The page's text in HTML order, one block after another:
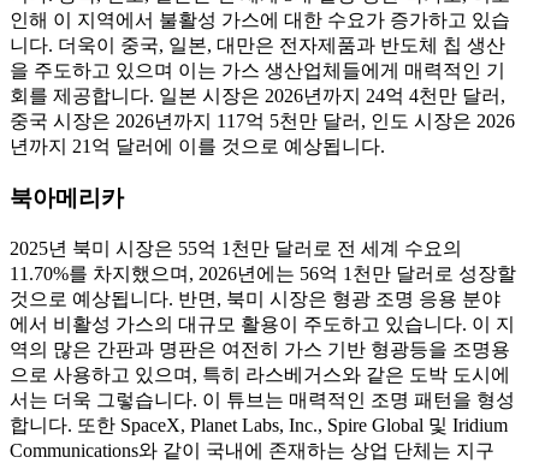
인해 이 지역에서 불활성 가스에 대한 수요가 증가하고 있습
니다. 더욱이 중국, 일본, 대만은 전자제품과 반도체 칩 생산
을 주도하고 있으며 이는 가스 생산업체들에게 매력적인 기
회를 제공합니다. 일본 시장은 2026년까지 24억 4천만 달러,
중국 시장은 2026년까지 117억 5천만 달러, 인도 시장은 2026
년까지 21억 달러에 이를 것으로 예상됩니다.
북아메리카
2025년 북미 시장은 55억 1천만 달러로 전 세계 수요의
11.70%를 차지했으며, 2026년에는 56억 1천만 달러로 성장할
것으로 예상됩니다. 반면, 북미 시장은 형광 조명 응용 분야
에서 비활성 가스의 대규모 활용이 주도하고 있습니다. 이 지
역의 많은 간판과 명판은 여전히 ​​가스 기반 형광등을 조명용
으로 사용하고 있으며, 특히 라스베거스와 같은 도박 도시에
서는 더욱 그렇습니다. 이 튜브는 매력적인 조명 패턴을 형성
합니다. 또한 SpaceX, Planet Labs, Inc., Spire Global 및 Iridium
Communications와 같이 국내에 존재하는 상업 단체는 지구